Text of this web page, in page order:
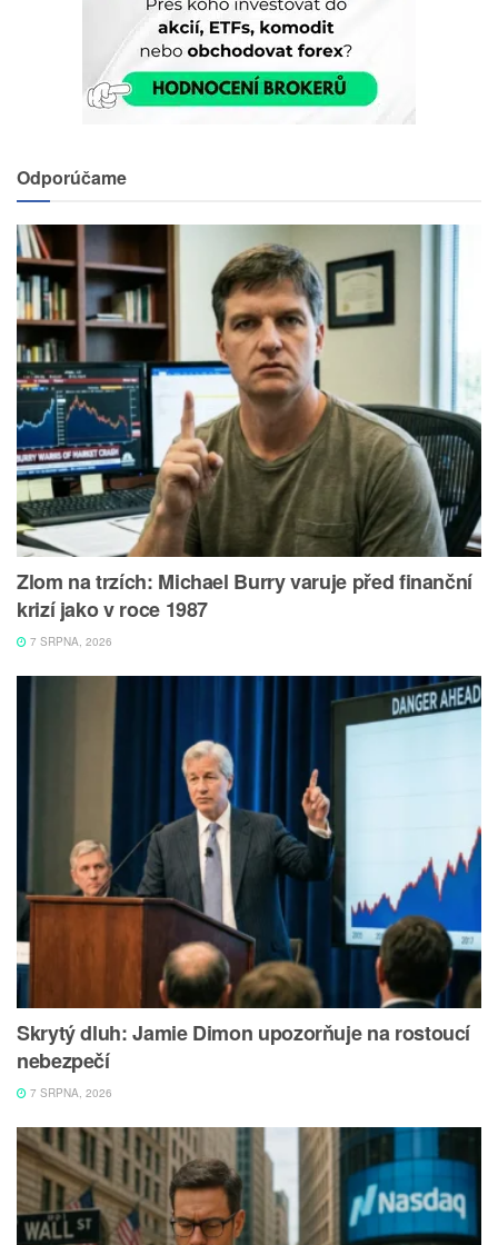
Odporúčame
Zlom na trzích: Michael Burry varuje před finanční
krizí jako v roce 1987
7 SRPNA, 2026
Skrytý dluh: Jamie Dimon upozorňuje na rostoucí
nebezpečí
7 SRPNA, 2026